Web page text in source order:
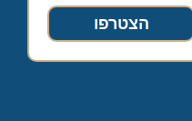
הצטרפו